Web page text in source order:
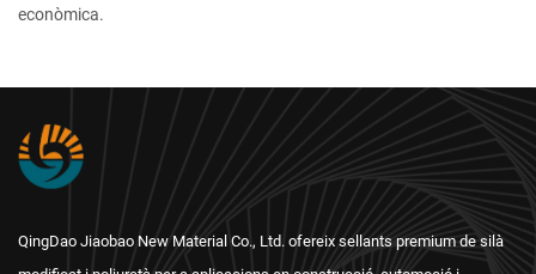
econòmica.
QingDao Jiaobao New Material Co., Ltd. ofereix sellants premium de silà